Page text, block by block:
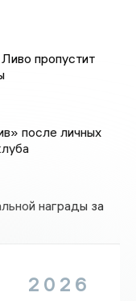
пропустит
после личных
награды за
2026